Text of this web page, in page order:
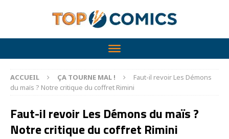
ACCUEIL ÇA TOURNE MAL !
Faut-il revoir Les Démons
du maïs ? Notre critique du coffret Rimini
Faut-il revoir Les Démons du maïs ?
Notre critique du coffret Rimini